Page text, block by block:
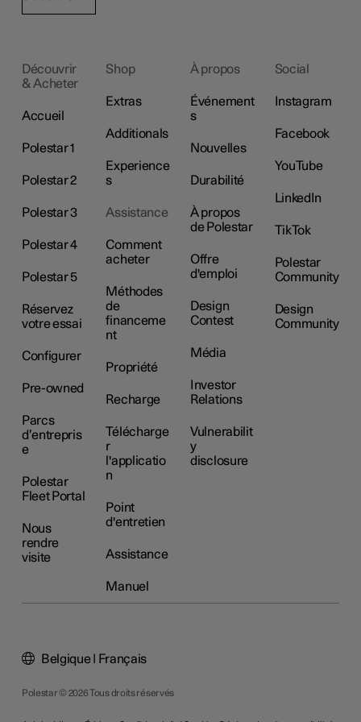
Découvrir
& Acheter
Accueil
Polestar 1
Polestar 2
Polestar 3
Polestar 4
Polestar 5
Réservez
votre essai
Configurer
Pre-owned
Parcs
d’entrepris
e
Polestar
Fleet Portal
Nous
rendre
visite
Shop
Extras
Additionals
Experience
s
Assistance
Comment
acheter
Méthodes
de
financeme
nt
Propriété
Recharge
Télécharge
r
l'applicatio
n
Point
d'entretien
Assistance
Manuel
À propos
Événement
s
Nouvelles
Durabilité
À propos
de Polestar
Offre
d'emploi
Design
Contest
Média
Investor
Relations
Vulnerabilit
y
disclosure
Social
Instagram
Facebook
YouTube
LinkedIn
TikTok
Polestar
Community
Design
Community
Polestar © 2026 Tous droits réservés
Belgique | Français